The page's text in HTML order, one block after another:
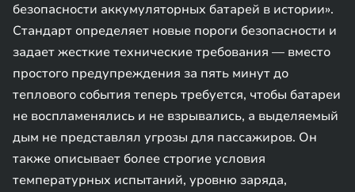
безопасности аккумуляторных батарей в истории».
Стандарт определяет новые пороги безопасности и
задает жесткие технические требования — вместо
простого предупреждения за пять минут до
теплового события теперь требуется, чтобы батареи
не воспламенялись и не взрывались, а выделяемый
дым не представлял угрозы для пассажиров. Он
также описывает более строгие условия
температурных испытаний, уровню заряда,